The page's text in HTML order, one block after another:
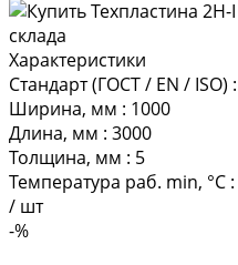
Характеристики
Стандарт (ГОСТ / EN / ISO) :
Ширина, мм : 1000
Длина, мм : 3000
Толщина, мм : 5
Температура раб. min, °C :
/ шт
-%